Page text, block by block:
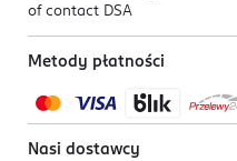
of contact DSA
Metody płatności
Nasi dostawcy